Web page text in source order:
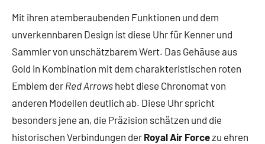
Mit ihren atemberaubenden Funktionen und dem
unverkennbaren Design ist diese Uhr für Kenner und
Sammler von unschätzbarem Wert. Das Gehäuse aus
Gold in Kombination mit dem charakteristischen roten
Emblem der Red Arrows hebt diese Chronomat von
anderen Modellen deutlich ab. Diese Uhr spricht
besonders jene an, die Präzision schätzen und die
historischen Verbindungen der Royal Air Forcezu ehren